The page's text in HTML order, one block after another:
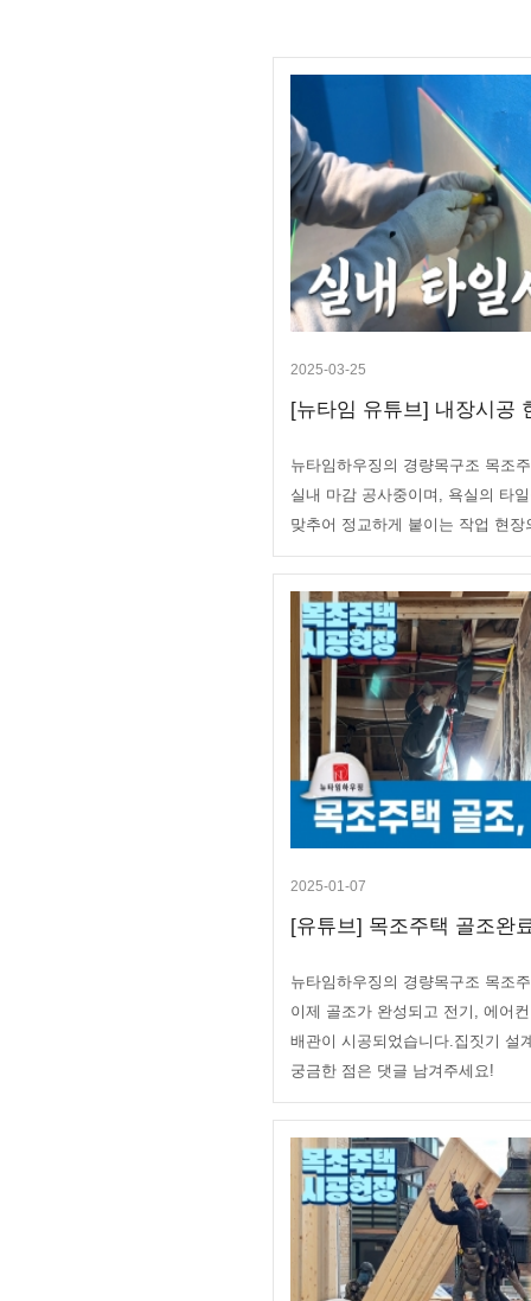
2025-03-25
[뉴타임 유튜브] 내장시공
뉴타임하우징의 경량목구조 목조
실내 마감 공사중이며, 욕실의 타
맞추어 정교하게 붙이는 작업 현
2025-01-07
[유튜브] 목조주택 골조완
뉴타임하우징의 경량목구조 목조
이제 골조가 완성되고 전기, 에어
배관이 시공되었습니다.집짓기 설
궁금한 점은 댓글 남겨주세요!